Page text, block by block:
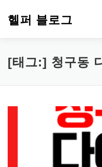
헬퍼 블로그
워드프레스 복지
[태그:] 청구동